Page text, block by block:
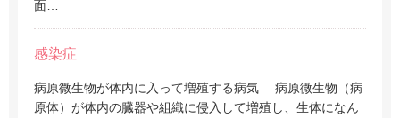
面…
感染症
病原微生物が体内に入って増殖する病気 病原微生物（病
原体）が体内の臓器や組織に侵入して増殖し、生体になん